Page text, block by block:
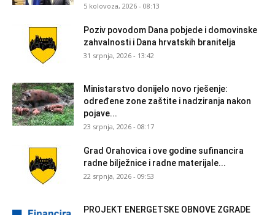
5 kolovoza, 2026 - 08:13
Poziv povodom Dana pobjede i domovinske
zahvalnosti i Dana hrvatskih branitelja
31 srpnja, 2026 - 13:42
Ministarstvo donijelo novo rješenje:
određene zone zaštite i nadziranja nakon
pojave...
23 srpnja, 2026 - 08:17
Grad Orahovica i ove godine sufinancira
radne bilježnice i radne materijale...
22 srpnja, 2026 - 09:53
PROJEKT ENERGETSKE OBNOVE ZGRADE